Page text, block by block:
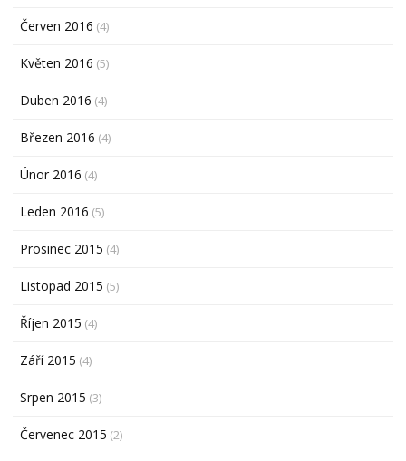
Červen 2016 (4)
Květen 2016 (5)
Duben 2016 (4)
Březen 2016 (4)
Únor 2016 (4)
Leden 2016 (5)
Prosinec 2015 (4)
Listopad 2015 (5)
Říjen 2015 (4)
Září 2015 (4)
Srpen 2015 (3)
Červenec 2015 (2)